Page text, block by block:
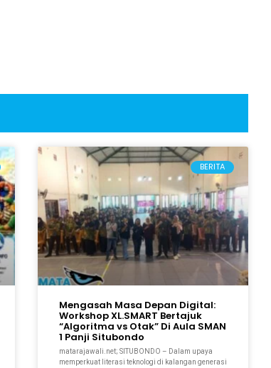
BERITA
Mengasah Masa Depan Digital:
Workshop XL.SMART Bertajuk
“Algoritma vs Otak” Di Aula SMAN
1 Panji Situbondo
matarajawali.net; SITUBONDO – Dalam upaya
memperkuat literasi teknologi di kalangan generasi